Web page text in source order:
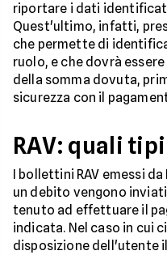
riportare i dati
Quest'ultimo, infatti,
che permette di
ruolo, e che dovrà
della somma dovuta,
sicurezza con il
RAV: quali
I bollettini RAV emessi da
un debito vengono
tenuto ad effettuare il
indicata. Nel caso in cui
disposizione dell'utente